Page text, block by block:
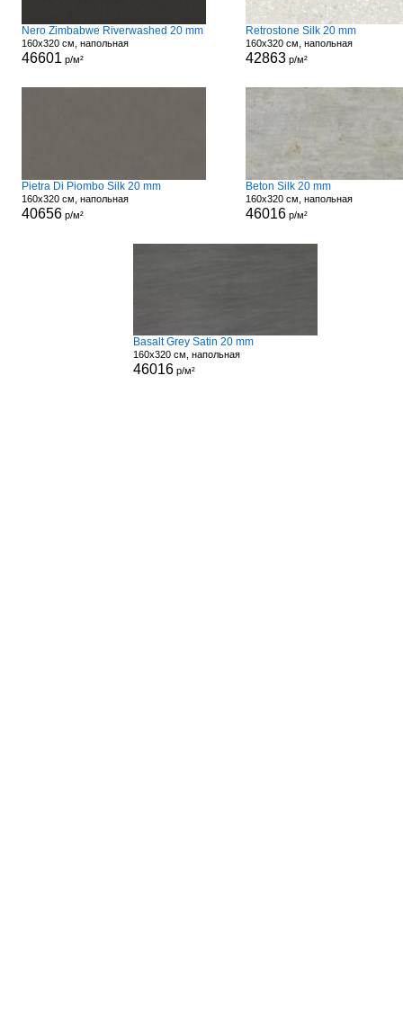
Nero Zimbabwe Riverwashed 20 mm
160x320 см, напольная
46601 р/м²
Retrostone Silk 20 mm
160x320 см, напольная
42863р/м²
Pietra Di Piombo Silk 20 mm
160x320 см, напольная
40656р/м²
Beton Silk 20 mm
160x320 см, напольная
46016р/м²
Basalt Grey Satin 20 mm
160x320 см, напольная
46016 р/м²